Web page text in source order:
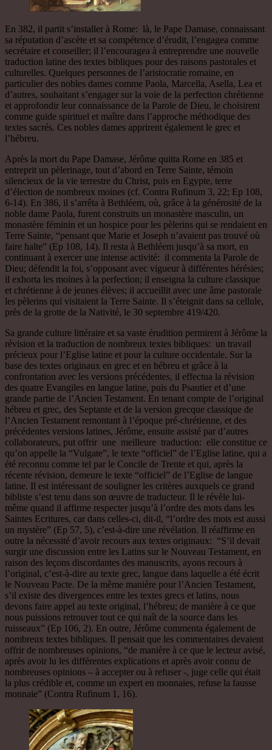
En 382, il partit s’installer à Rome: là, le Pape Damase, connaissant
sa réputation d’ascète et sa compétence d’érudit, l’engagea comme
secrétaire et conseiller; il l’encouragea à entreprendre une nouvelle
traduction latine des textes bibliques pour des raisons pastorales et
culturelles. Quelques personnes de l’aristocratie romaine, en
particulier des nobles dames comme Paola, Marcella, Asella, Lea et
d’autres, souhaitant s’engager sur la voie de la perfection chrétienne
et approfondir leur connaissance de la Parole de Dieu, le choisirent
comme guide spirituel et maître dans l’approche méthodique des
textes sacrés. Ces nobles dames apprirent également le grec et
l’hébreu.
Après la mort du Pape Damase, Jérôme quitta Rome en 385 et
entreprit un pèlerinage, tout d’abord en Terre Sainte, témoin
silencieux de la vie terrestre du Christ, puis en Egypte, terre
d’élection de nombreux moines (cf. Contra Rufinum 3, 22; Ep 108,
6-14). En 386, il s’arrêta à Bethléem, où, grâce à la générosité de la
noble dame Paola, furent construits un monastère masculin, un
monastère féminin et un hospice pour les pèlerins qui se rendaient en
Terre Sainte, “pensant que Marie et Joseph n’avaient pas trouvé où
faire halte” (Ep 108, 14). Il resta à Bethléem jusqu’à sa mort, en
continuant à exercer une intense activité: il commenta la Parole de
Dieu; défendit la foi, s’opposant avec vigueur à différentes hérésies;
il exhorta les moines à la perfection; il enseigna la culture classique
et chrétienne à de jeunes élèves; il accueillit avec une âme pastorale
les pèlerins qui visitaient la Terre Sainte. Il s’éteignit dans sa cellule,
près de la grotte de la Nativité, le 30 septembre 419/420.
Sa grande culture littéraire et sa vaste érudition permirent à Jérôme la
révision et la traduction de nombreux textes bibliques: un travail
précieux pour l’Eglise latine et pour la culture occidentale. Sur la
base des textes originaux en grec et en hébreu et grâce à la
confrontation avec les versions précédentes, il effectua la révision
des quatre Evangiles en langue latine, puis du Psautier et d’une
grande partie de l’Ancien Testament. En tenant compte de l’original
hébreu et grec, des Septante et de la version grecque classique de
l’Ancien Testament remontant à l’époque pré-chrétienne, et des
précédentes versions latines, Jérôme, ensuite assisté par d’autres
collaborateurs, put offrir une meilleure traduction: elle constitue ce
qu’on appelle la “Vulgate”, le texte “officiel” de l’Eglise latine, qui a
été reconnu comme tel par le Concile de Trente et qui, après la
récente révision, demeure le texte “officiel” de l’Eglise de langue
latine. Il est intéressant de souligner les critères auxquels ce grand
bibliste s’est tenu dans son œuvre de traducteur. Il le révèle lui-
même quand il affirme respecter jusqu’à l’ordre des mots dans les
Saintes Ecritures, car dans celles-ci, dit-il, “l’ordre des mots est aussi
un mystère” (Ep 57, 5), c’est-à-dire une révélation. Il réaffirme en
outre la nécessité d’avoir recours aux textes originaux: “S’il devait
surgir une discussion entre les Latins sur le Nouveau Testament, en
raison des leçons discordantes des manuscrits, ayons recours à
l’original, c’est-à-dire au texte grec, langue dans laquelle a été écrit
le Nouveau Pacte. De la même manière pour l’Ancien Testament,
s’il existe des divergences entre les textes grecs et latins, nous
devons faire appel au texte original, l’hébreu; de manière à ce que
nous puissions retrouver tout ce qui naît de la source dans les
ruisseaux” (Ep 106, 2). En outre, Jérôme commenta également de
nombreux textes bibliques. Il pensait que les commentaires devaient
offrir de nombreuses opinions, “de manière à ce que le lecteur avisé,
après avoir lu les différentes explications et après avoir connu de
nombreuses opinions – à accepter ou à refuser -, juge celle qui était
la plus crédible et, comme un expert en monnaies, refuse la fausse
monnaie” (Contra Rufinum 1, 16).